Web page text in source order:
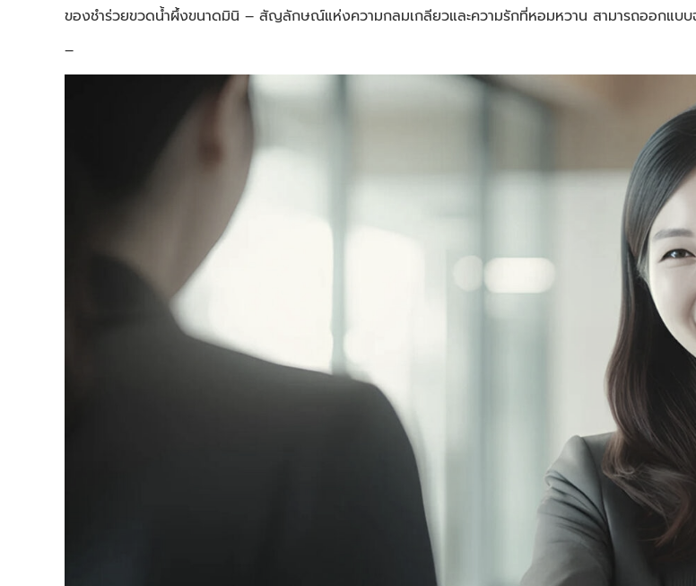
ของชำร่วยขวดน้ำผึ้งขนาดมินิ – สัญลักษณ์แห่งความกลมเกลียวและความรักที่หอมหวาน สามารถออกแบบ
–